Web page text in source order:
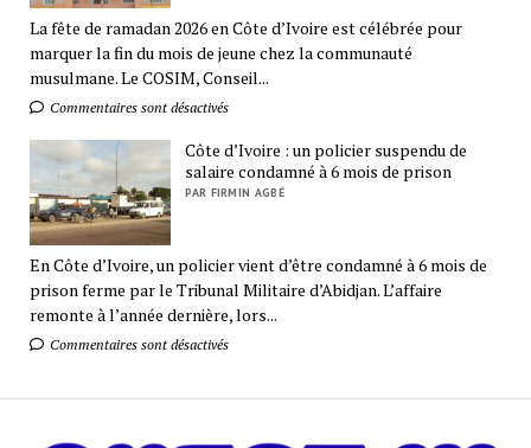
La fête de ramadan 2026 en Côte d’Ivoire est célébrée pour
marquer la fin du mois de jeune chez la communauté
musulmane. Le COSIM, Conseil...
Commentaires sont désactivés
Côte d’Ivoire : un policier suspendu de
salaire condamné à 6 mois de prison
PAR FIRMIN AGBÉ
En Côte d’Ivoire, un policier vient d’être condamné à 6 mois de
prison ferme par le Tribunal Militaire d’Abidjan. L’affaire
remonte à l’année dernière, lors...
Commentaires sont désactivés